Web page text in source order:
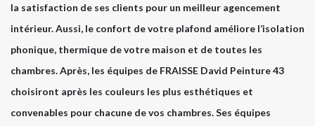
la satisfaction de ses clients pour un meilleur agencement
intérieur. Aussi, le confort de votre plafond améliore l’isolation
phonique, thermique de votre maison et de toutes les
chambres. Après, les équipes de FRAISSE David Peinture 43
choisiront après les couleurs les plus esthétiques et
convenables pour chacune de vos chambres. Ses équipes